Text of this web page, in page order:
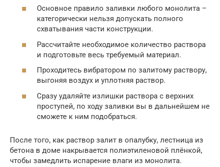
Основное правило заливки любого монолита –
категорически нельзя допускать полного
схватывания части конструкции.
Рассчитайте необходимое количество раствора
и подготовьте весь требуемый материал.
Проходитесь вибратором по залитому раствору,
выгоняя воздух и уплотняя раствор.
Сразу удаляйте излишки раствора с верхних
проступей, по ходу заливки вы в дальнейшем не
сможете к ним подобраться.
После того, как раствор залит в опалубку, лестница из
бетона в доме накрывается полиэтиленовой плёнкой,
чтобы замедлить испарение влаги из монолита.